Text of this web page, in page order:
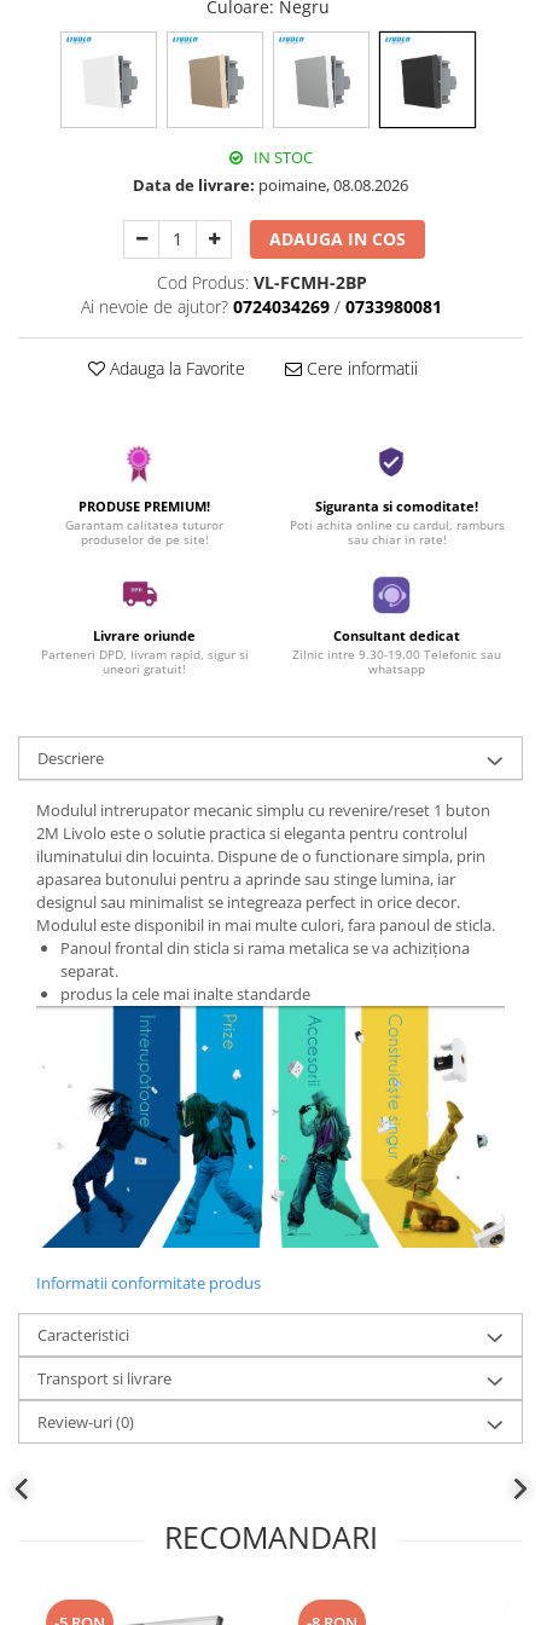
Culoare: Negru
IN STOC
Data de livrare: poimaine, 08.08.2026
ADAUGA IN COS
Cod Produs: VL-FCMH-2BP
Ai nevoie de ajutor? 0724034269 / 0733980081
Adauga la Favorite Cere informatii
PRODUSE PREMIUM!
Garantam calitatea tuturor
produselor de pe site!
Siguranta si comoditate!
Poti achita online cu cardul, ramburs
sau chiar in rate!
Livrare oriunde
Parteneri DPD, livram rapid, sigur si
uneori gratuit!
Consultant dedicat
Zilnic intre 9.30-19.00 Telefonic sau
whatsapp
Descriere
Modulul intrerupator mecanic simplu cu revenire/reset 1 buton
2M Livolo este o solutie practica si eleganta pentru controlul
iluminatului din locuinta. Dispune de o functionare simpla, prin
apasarea butonului pentru a aprinde sau stinge lumina, iar
designul sau minimalist se integreaza perfect in orice decor.
Modulul este disponibil in mai multe culori, fara panoul de sticla.
Panoul frontal din sticla si rama metalica se va achiziționa
separat.
produs la cele mai inalte standarde
Informatii conformitate produs
Caracteristici
Transport si livrare
Review-uri(0)
RECOMANDARI